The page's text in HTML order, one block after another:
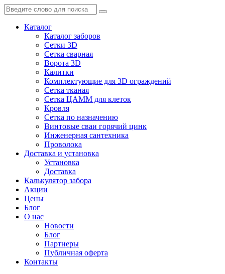
Каталог
Каталог заборов
Сетки 3D
Сетка сварная
Ворота 3D
Калитки
Комплектующие для 3D ограждений
Сетка тканая
Сетка ЦАММ для клеток
Кровля
Сетка по назначению
Винтовые сваи горячий цинк
Инженерная сантехника
Проволока
Доставка и установка
Установка
Доставка
Калькулятор забора
Акции
Цены
Блог
О нас
Новости
Блог
Партнеры
Публичная оферта
Контакты